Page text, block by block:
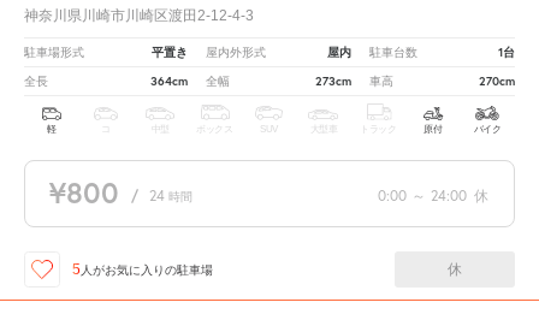
神奈川県川崎市川崎区渡田2-12-4-3
駐車場形式 平置き 屋内外形式 屋内 駐車台数 1台
全長 364cm 全幅 273cm 車高 270cm
軽 中型 ボックス SUV 大型車 トラック 原付 バイク
¥800 / 24 時間 0:00 ～ 24:00 休
5 人がお気に入りの駐車場 休